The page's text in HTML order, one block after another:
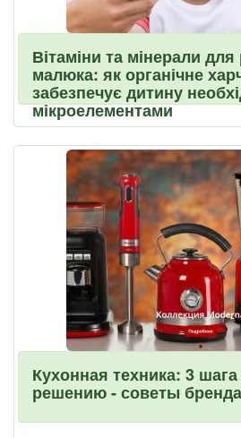
Вітаміни та мінерали
малюка: як органічне
забезпечує дитину
мікроелементами
Кухонная техника: 3
решению - советы